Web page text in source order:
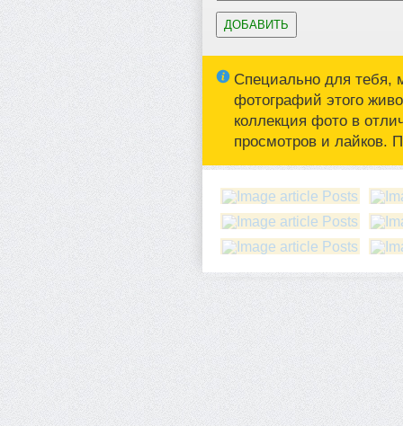
Специально для тебя,
фотографий этого
коллекция фото в
просмотров и лайков.